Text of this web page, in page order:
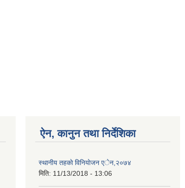
ऐन, कानुन तथा निर्देशिका
स्थानीय तहकाे विनियाेजन एेन,२०७४
मिति: 11/13/2018 - 13:06